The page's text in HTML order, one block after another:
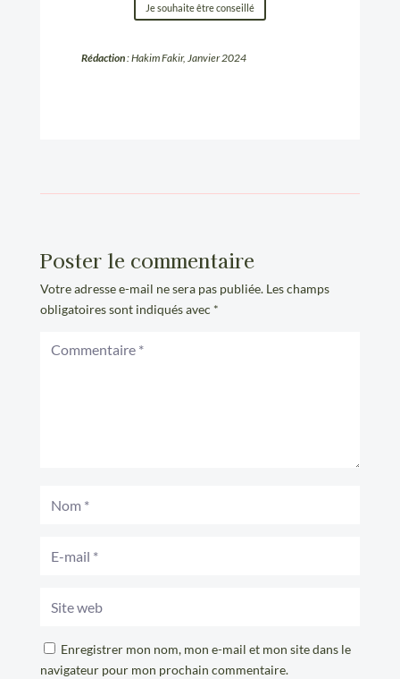
Je souhaite être conseillé
Rédaction: Hakim Fakir, Janvier 2024
Poster le commentaire
Votre adresse e-mail ne sera pas publiée. Les champs
obligatoires sont indiqués avec *
Enregistrer mon nom, mon e-mail et mon site dans le
navigateur pour mon prochain commentaire.